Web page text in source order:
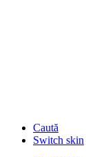
Caută
Switch skin